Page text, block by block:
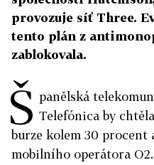
provozuje síť Three.
tento plán z
zablokovala.
Š panělská
Telefónica by
burze kolem 30
mobilního operátora